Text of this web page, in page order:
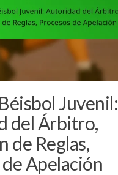
Juvenil:
del Árbitro,
de Reglas,
Apelación